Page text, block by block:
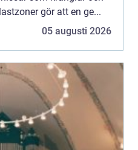
gör att en ge...
05 augusti 2026